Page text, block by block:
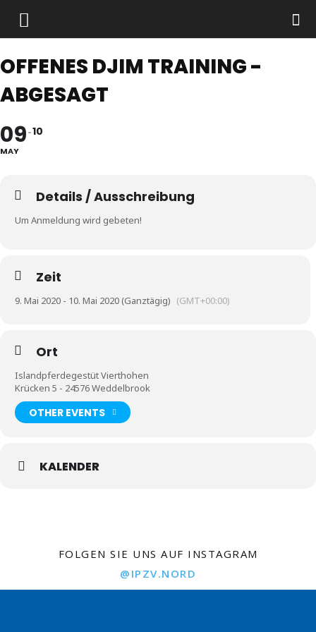
OFFENES DJIM TRAINING -
ABGESAGT
09
MAY
10
Details / Ausschreibung
Um Anmeldung wird gebeten!
Zeit
9. Mai 2020 - 10. Mai 2020 (Ganztägig) (GMT+00:00)
Ort
Islandpferdegestüt Vierthohen
Krücken 5 - 24576 Weddelbrook
OTHER EVENTS
KALENDER
FOLGEN SIE UNS AUF INSTAGRAM
@IPZV.NORD